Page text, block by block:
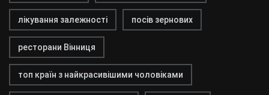
лікування залежності посів зернових
ресторани Вінниця
топ країн з найкрасивішими чоловіками